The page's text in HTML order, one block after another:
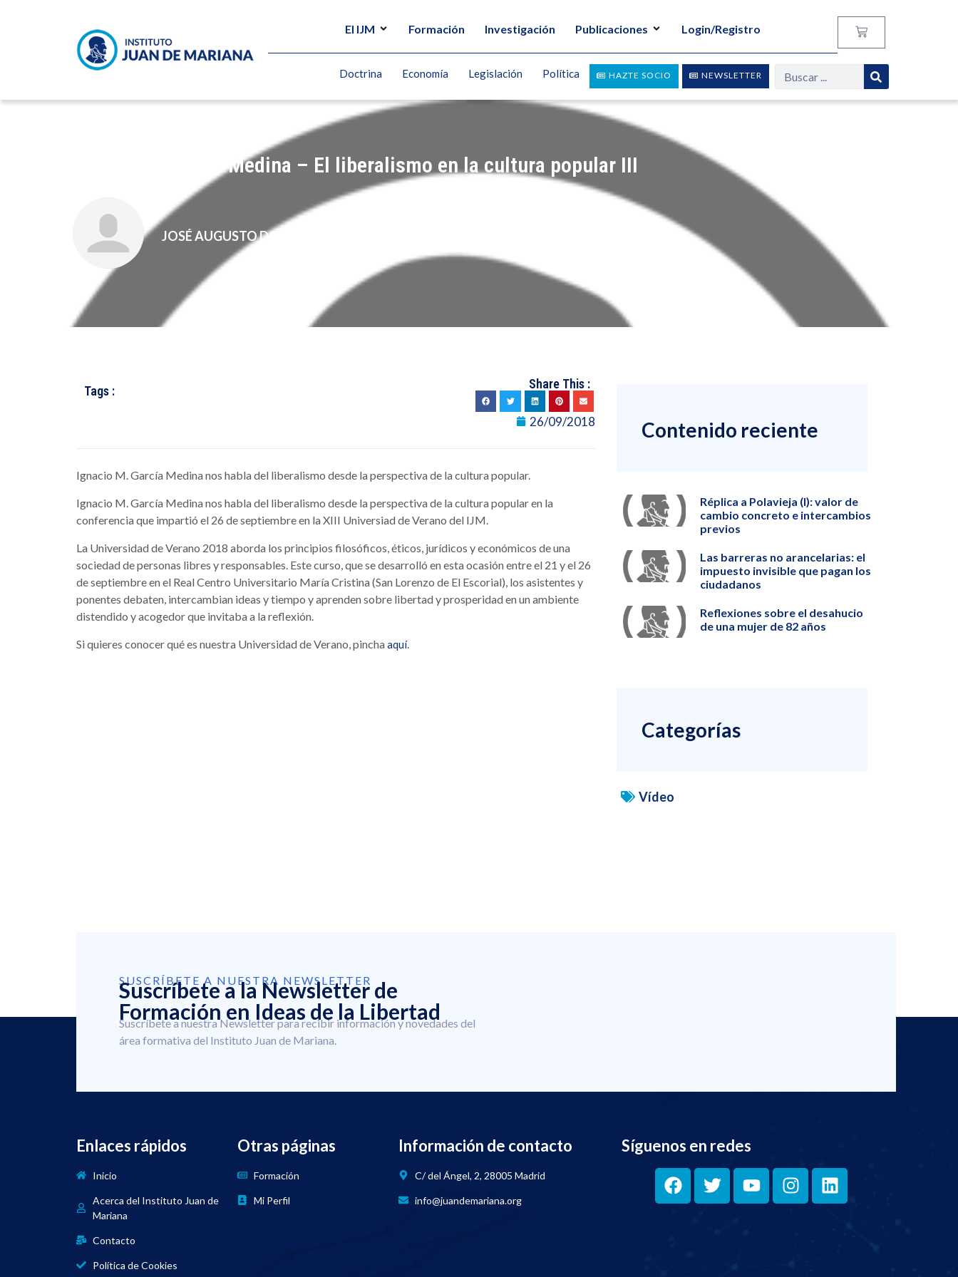
El IJM Formación Investigación Publicaciones Login/Registro
NEWSLETTER
HAZTE SOCIO
Doctrina Economía Legislación Política
Ignacio M. García Medina – El liberalismo en la cultura popular III
JOSÉ AUGUSTO DOMÍNGUEZ
Tags : Share This :
26/09/2018
Ignacio M. García Medina nos habla del liberalismo desde la perspectiva de la cultura popular.
Ignacio M. García Medina nos habla del liberalismo desde la perspectiva de la cultura popular en la
conferencia que impartió el 26 de septiembre en la XIII Universiad de Verano del IJM.
La Universidad de Verano 2018 aborda los principios filosóficos, éticos, jurídicos y económicos de una
sociedad de personas libres y responsables. Este curso, que se desarrolló en esta ocasión entre el 21 y el 26
de septiembre en el Real Centro Universitario María Cristina (San Lorenzo de El Escorial), los asistentes y
ponentes debaten, intercambian ideas y tiempo y aprenden sobre libertad y prosperidad en un ambiente
distendido y acogedor que invitaba a la reflexión.
Si quieres conocer qué es nuestra Universidad de Verano, pinchaaquí.
Contenido reciente
Réplica a Polavieja (I): valor de
cambio concreto e intercambios
previos
Las barreras no arancelarias: el
impuesto invisible que pagan los
ciudadanos
Reflexiones sobre el desahucio
de una mujer de 82 años
Categorías
Vídeo
SUSCRÍBETE A NUESTRA NEWSLETTER
Suscríbete a la Newsletter de
Formación en Ideas de la Libertad
Suscríbete a nuestra Newsletter para recibir información y novedades del
área formativa del Instituto Juan de Mariana.
Enlaces rápidos
Inicio
Acerca del Instituto Juan de
Mariana
Contacto
Política de Cookies
Otras páginas
Formación
Mi Perfil
Información de contacto
C/ del Ángel, 2, 28005 Madrid
info@juandemariana.org
Síguenos en redes